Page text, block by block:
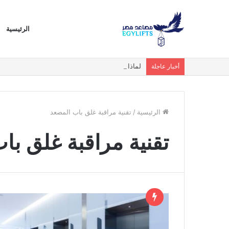
الرئيسية
أخبار عاجلة لماذا أصبحت المصاعد البانورامية والزجاجية
الرئيسية / تقنية مراقبة غلق باب المصعد
تقنية مراقبة غلق